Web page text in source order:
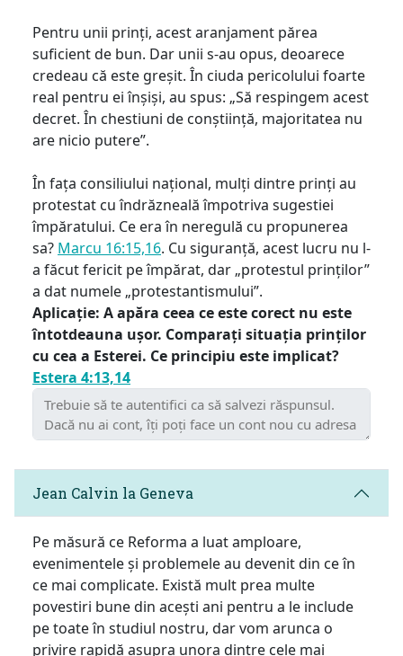
Pentru unii prinți, acest aranjament părea
suficient de bun. Dar unii s-au opus, deoarece
credeau că este greșit. În ciuda pericolului foarte
real pentru ei înșiși, au spus: „Să respingem acest
decret. În chestiuni de conștiință, majoritatea nu
are nicio putere”.
În fața consiliului național, mulți dintre prinți au
protestat cu îndrăzneală împotriva sugestiei
împăratului. Ce era în neregulă cu propunerea
sa? Marcu 16:15,16. Cu siguranță, acest lucru nu l-
a făcut fericit pe împărat, dar „protestul prinților”
a dat numele „protestantismului”.
Aplicație: A apăra ceea ce este corect nu este
întotdeauna ușor. Comparați situația prinților
cu cea a Esterei. Ce principiu este implicat?
Estera 4:13,14
Jean Calvin la Geneva
Pe măsură ce Reforma a luat amploare,
evenimentele și problemele au devenit din ce în
ce mai complicate. Există mult prea multe
povestiri bune din acești ani pentru a le include
pe toate în studiul nostru, dar vom arunca o
privire rapidă asupra unora dintre cele mai